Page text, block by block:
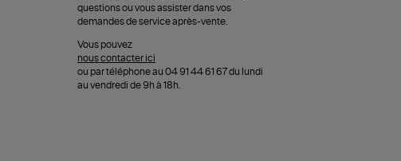
questions ou vous assister dans vos
demandes de service après-vente.
Vous pouvez
nous contacter ici
ou par téléphone au 04 91 44 61 67 du lundi
au vendredi de 9h à 18h.